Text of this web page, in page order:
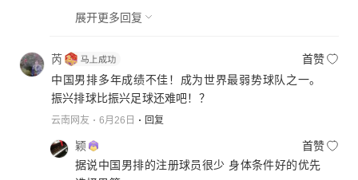
展开更多回复
芮
首赞
中国男排多年成绩不佳！成为世界最弱势球队之一。
振兴排球比振兴足球还难吧！？
云南网友 6月26日 回复
颖
首赞
据说中国男排的注册球员很少 身体条件好的优先